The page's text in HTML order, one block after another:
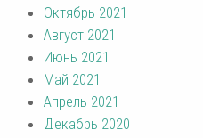
Октябрь 2021
Август 2021
Июнь 2021
Май 2021
Апрель 2021
Декабрь 2020